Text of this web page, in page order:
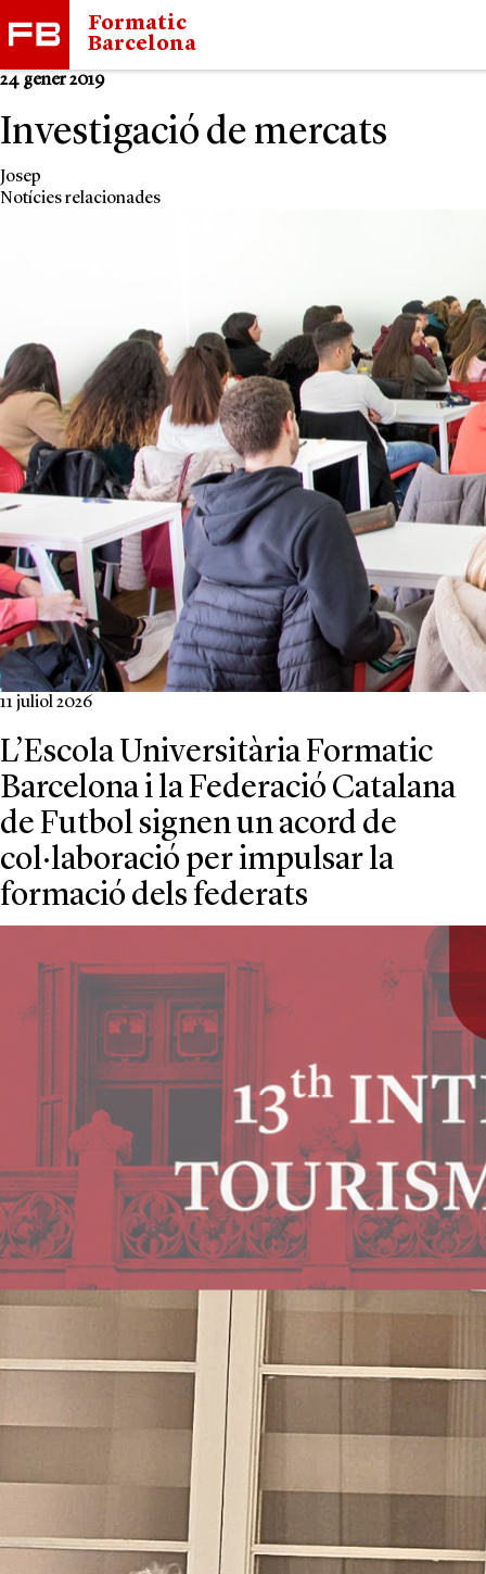
Formatic
Barcelona
24 gener 2019
Investigació de mercats
Josep
Notícies relacionades
11 juliol 2026
L’Escola Universitària Formatic
Barcelona i la Federació Catalana
de Futbol signen un acord de
col·laboració per impulsar la
formació dels federats